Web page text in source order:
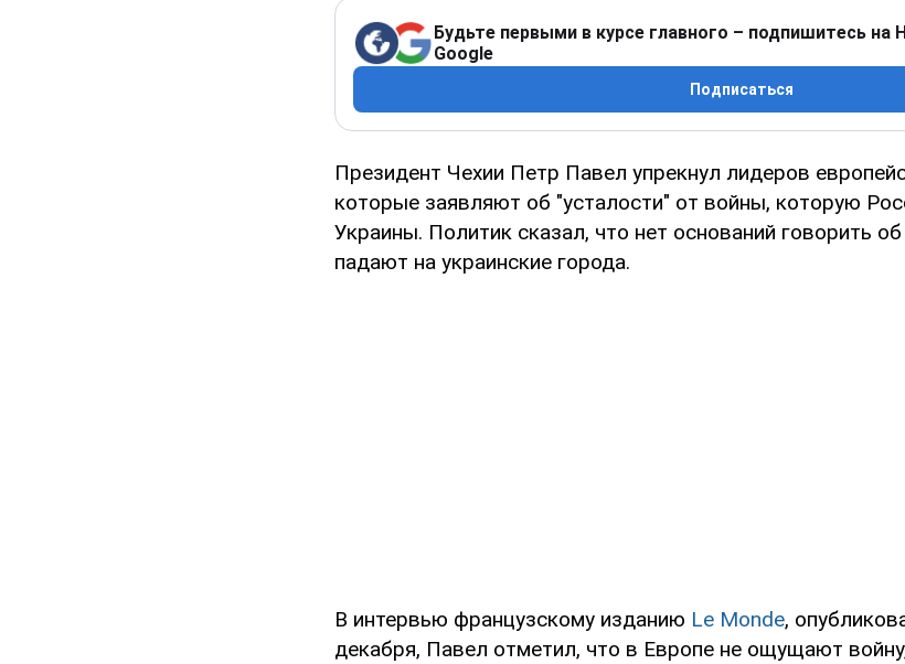
Будьте первыми в курсе главного – подпишитесь на
Google
Подписаться
Президент Чехии Петр Павел упрекнул лидеров
которые заявляют об "усталости" от войны, которую
Украины. Политик сказал, что нет оснований говорить
падают на украинские города.
В интервью французскому изданию Le Monde,
декабря, Павел отметил, что в Европе не ощущают